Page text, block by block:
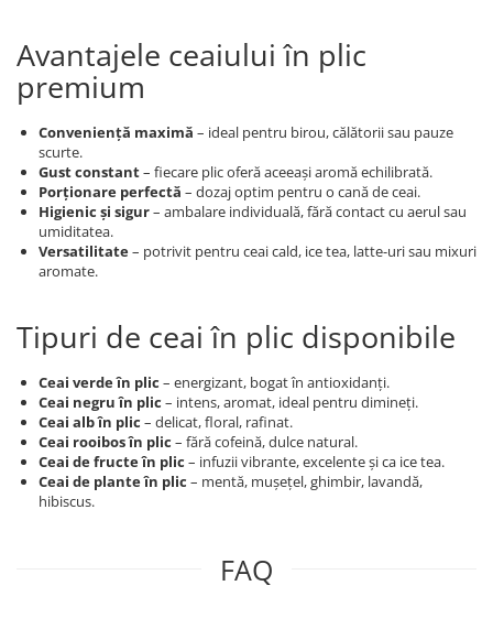
Avantajele ceaiului în plic
premium
Conveniență maximă – ideal pentru birou, călătorii sau pauze
scurte.
Gust constant– fiecare plic oferă aceeași aromă echilibrată.
Porționare perfectă – dozaj optim pentru o cană de ceai.
Higienic și sigur– ambalare individuală, fără contact cu aerul sau
umiditatea.
Versatilitate– potrivit pentru ceai cald, ice tea, latte-uri sau mixuri
aromate.
Tipuri de ceai în plic disponibile
Ceai verde în plic – energizant, bogat în antioxidanți.
Ceai negru în plic – intens, aromat, ideal pentru dimineți.
Ceai alb în plic – delicat, floral, rafinat.
Ceai rooibos în plic – fără cofeină, dulce natural.
Ceai de fructe în plic – infuzii vibrante, excelente și ca ice tea.
Ceai de plante în plic – mentă, mușețel, ghimbir, lavandă,
hibiscus.
FAQ